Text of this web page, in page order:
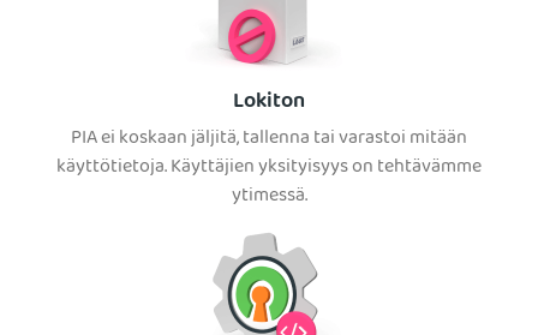
Lokiton
PIA ei koskaan jäljitä, tallenna tai varastoi mitään
käyttötietoja. Käyttäjien yksityisyys on tehtävämme
ytimessä.